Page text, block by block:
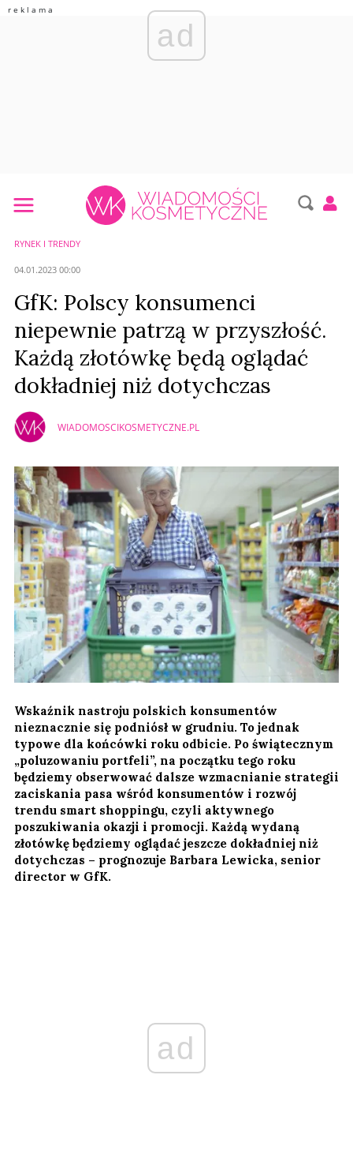
ad
RYNEK I TRENDY
04.01.2023 00:00
GfK: Polscy konsumenci
niepewnie patrzą w przyszłość.
Każdą złotówkę będą oglądać
dokładniej niż dotychczas
WIADOMOSCIKOSMETYCZNE.PL
Wskaźnik nastroju polskich konsumentów
nieznacznie się podniósł w grudniu. To jednak
typowe dla końcówki roku odbicie. Po świątecznym
„poluzowaniu portfeli”, na początku tego roku
będziemy obserwować dalsze wzmacnianie strategii
zaciskania pasa wśród konsumentów i rozwój
trendu smart shoppingu, czyli aktywnego
poszukiwania okazji i promocji. Każdą wydaną
złotówkę będziemy oglądać jeszcze dokładniej niż
dotychczas – prognozuje Barbara Lewicka, senior
director w GfK.
ad